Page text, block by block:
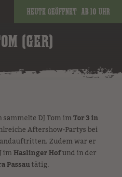
Heute geöffnet ab 10 Uhr
(GER)
DJ Tom imTor 3 in
Aftershow-Partys bei
Zudem war er
imHaslinger Hofund in der
Passautätig.